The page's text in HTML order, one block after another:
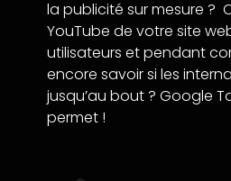
la publicité sur mesure ?
YouTube de votre site
utilisateurs et pendant
encore savoir si les
jusqu’au bout ? Google
permet !